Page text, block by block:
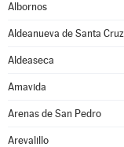
Albornos
Aldeanueva de Santa Cruz
Aldeaseca
Amavida
Arenas de San Pedro
Arevalillo